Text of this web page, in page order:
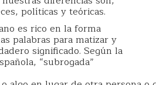
políticas y teóricas.
es rico en la forma
palabras para matizar y
significado. Según la
“subrogada”